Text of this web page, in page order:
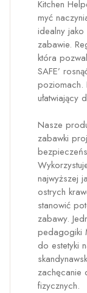
Kitchen
myć
idealny
zabawie.
która
SAFE’
poziomach.
ułatwiający
Nasze
zabawki
najwyższej
ostrych
stanowić
zabawy.
pedagogiki
do estetyki
zachęcanie
fizycznych.